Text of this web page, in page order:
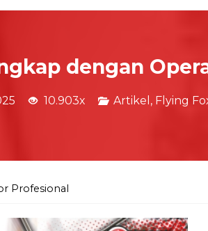
dengan
10.903x Artikel , Flying
Profesional